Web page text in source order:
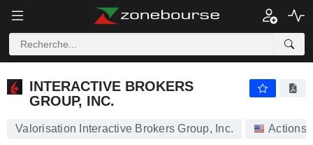
INTERACTIVE BROKERS
GROUP, INC.
Valorisation Interactive Brokers Group, Inc. Actions